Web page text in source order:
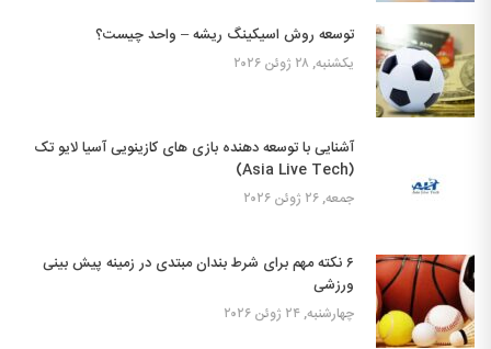
توسعه روش اسیکینگ ریشه – واحد چیست؟
یکشنبه, ۲۸ ژوئن ۲۰۲۶
آشنایی با توسعه دهنده بازی های کازینویی آسیا لایو تک
(Asia Live Tech)
جمعه, ۲۶ ژوئن ۲۰۲۶
۶ نکته مهم برای شرط بندان مبتدی در زمینه پیش بینی
ورزشی
چهارشنبه, ۲۴ ژوئن ۲۰۲۶